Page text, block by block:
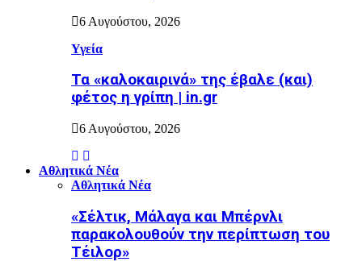
6 Αυγούστου, 2026
Υγεία
Τα «καλοκαιρινά» της έβαλε (και)
φέτος η γρίπη | in.gr
6 Αυγούστου, 2026
Αθλητικά Νέα
Αθλητικά Νέα
«Σέλτικ, Μάλαγα και Μπέρνλι
παρακολουθούν την περίπτωση του
Τέιλορ»